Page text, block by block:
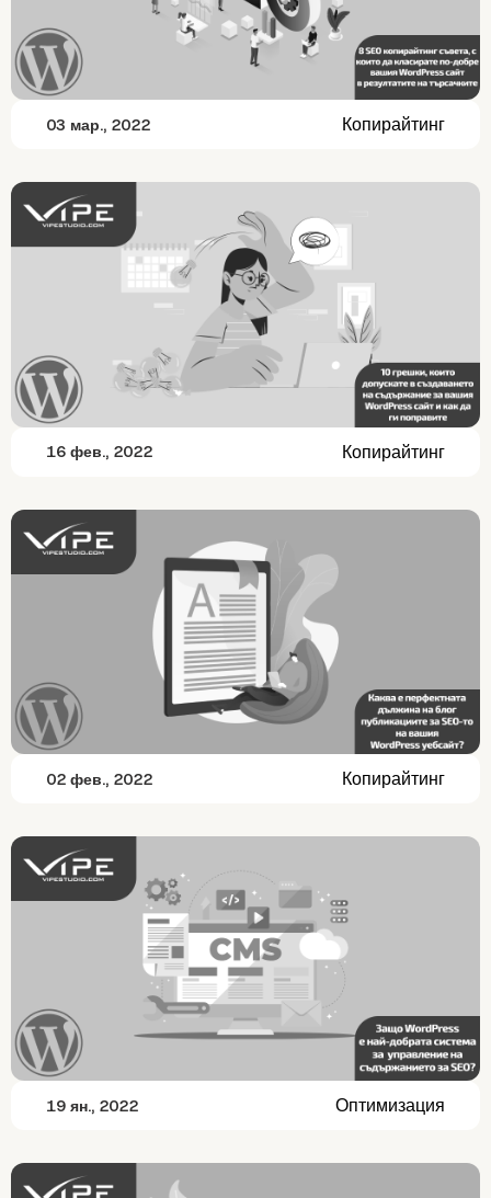
03 мар., 2022 Копирайтинг
16 фев., 2022 Копирайтинг
02 фев., 2022 Копирайтинг
19 ян., 2022 Оптимизация